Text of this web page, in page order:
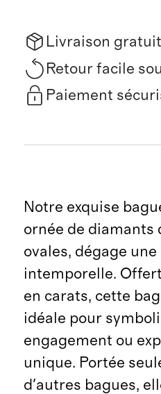
Livraison
Retour facile
Paiement
Notre exquise
ornée de diamants
ovales, dégage une
intemporelle.
en carats, cette
idéale pour
engagement ou
unique. Portée
d'autres bagues,